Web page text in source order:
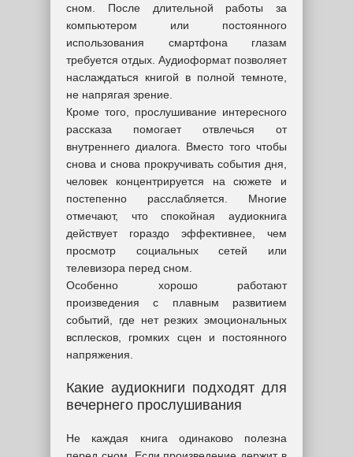
сном. После длительной работы за
компьютером или постоянного
использования смартфона глазам
требуется отдых. Аудиоформат позволяет
наслаждаться книгой в полной темноте,
не напрягая зрение.
Кроме того, прослушивание интересного
рассказа помогает отвлечься от
внутреннего диалога. Вместо того чтобы
снова и снова прокручивать события дня,
человек концентрируется на сюжете и
постепенно расслабляется. Многие
отмечают, что спокойная аудиокнига
действует гораздо эффективнее, чем
просмотр социальных сетей или
телевизора перед сном.
Особенно хорошо работают
произведения с плавным развитием
событий, где нет резких эмоциональных
всплесков, громких сцен и постоянного
напряжения.
Какие аудиокниги подходят для
вечернего прослушивания
Не каждая книга одинаково полезна